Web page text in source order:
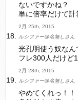
ないですかね？
単に倍率だけて計
2月 25th, 2015
ルシファー@名無しさん
光孔明使う奴な
フレ300人だけど
2月 28th, 2015
ルシファー@名無しさん
やめてくれっ！！